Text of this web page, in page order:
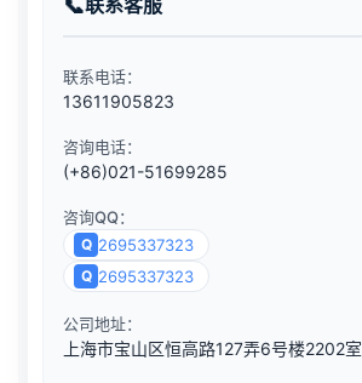
联系客服
联系电话：
13611905823
咨询电话：
(+86)021-51699285
咨询QQ：
Q 2695337323
Q 2695337323
公司地址：
上海市宝山区恒高路127弄6号楼2202室